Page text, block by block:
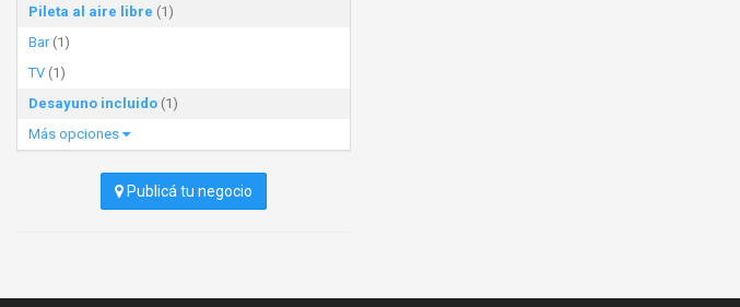
Pileta al aire libre (1)
Bar(1)
TV (1)
Desayuno incluido (1)
Más opciones
Publicá tu negocio